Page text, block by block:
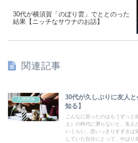
30代が横須賀「のぼり雲」でととのった
結果【ニッチなサウナのお話】
関連記事
人間関係
30代が久しぶりに友人
知る】
こんなに笑ったのはもうずっと
え）の時代に遡らないと、友人
いくらい、思いっきりすずきは
していた自分にとって、やはり